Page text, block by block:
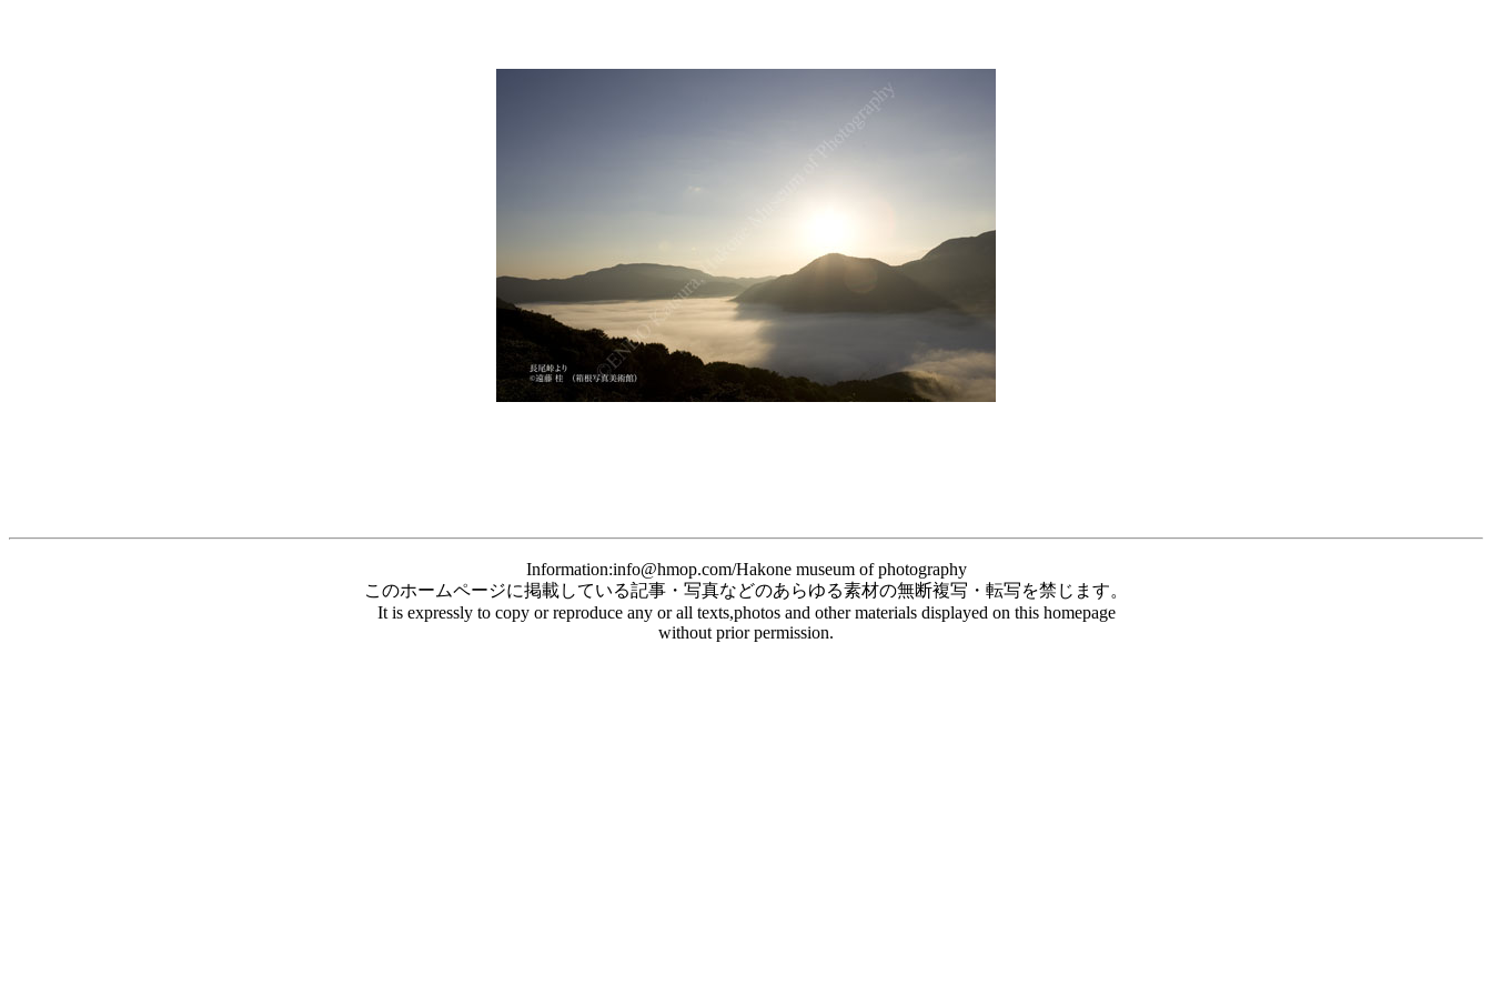
Information:info@hmop.com/Hakone museum of photography
このホームページに掲載している記事・写真などのあらゆる素材の無断複写・転写を禁じます。
It is expressly to copy or reproduce any or all texts,photos and other materials displayed on this homepage
without prior permission.